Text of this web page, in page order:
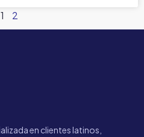
1 2
en clientes latinos,